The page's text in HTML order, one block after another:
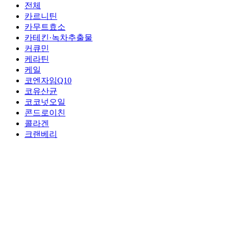
전체
카르니틴
카무트효소
카테킨·녹차추출물
커큐민
케라틴
케일
코엔자임Q10
코유산균
코코넛오일
콘드로이친
콜라겐
크랜베리